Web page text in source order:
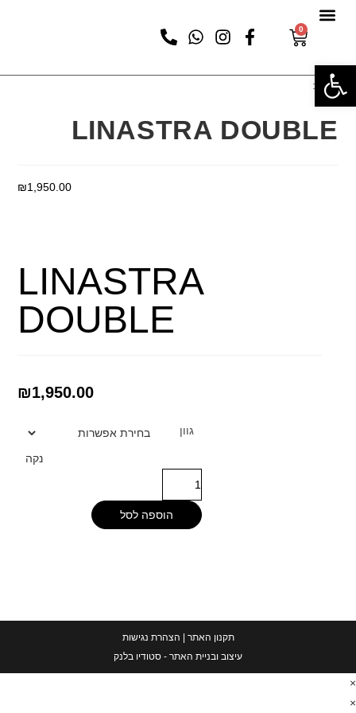
0
נבחר:
LINASTRA DOUBLE
₪1,950.00
LINASTRA
DOUBLE
₪1,950.00
גוון
נקה
הוספה לסל
תקנון האתר
הצהרת נגישות
עיצוב ובניית האתר - סטודיו בלנק
×
×
פתח סרגל נגישות